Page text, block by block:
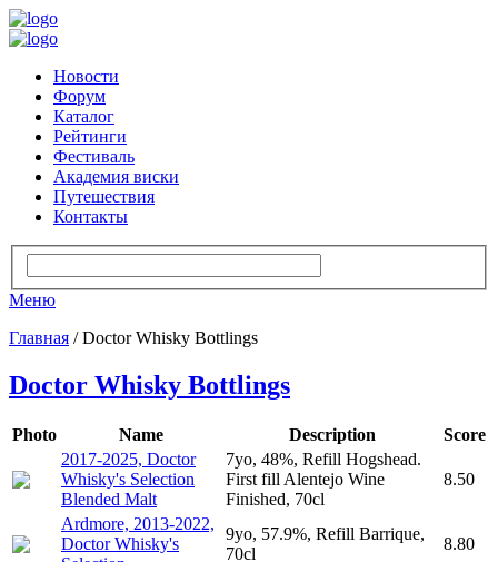
Новости
Форум
Каталог
Рейтинги
Фестиваль
Академия виски
Путешествия
Контакты
Меню
Главная / Doctor Whisky Bottlings
Doctor Whisky Bottlings
Photo Name Description
Score
2017-2025, Doctor
Whisky's Selection
Blended Malt
7yo, 48%, Refill Hogshead.
First fill Alentejo Wine
Finished, 70cl
8.50
Ardmore, 2013-2022,
Doctor Whisky's
9yo, 57.9%, Refill Barrique,
70cl
8.80